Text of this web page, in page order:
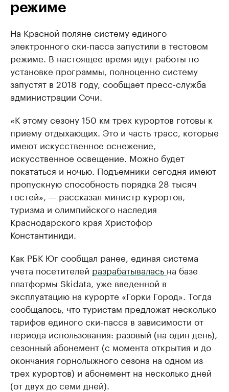
режиме
На Красной поляне систему единого
электронного ски-пасса запустили в тестовом
режиме. В настоящее время идут работы по
установке программы, полноценно систему
запустят в 2018 году, сообщает пресс-служба
администрации Сочи.
«К этому сезону 150 км трех курортов готовы к
приему отдыхающих. Это и часть трасс, которые
имеют искусственное оснежение,
искусственное освещение. Можно будет
покататься и ночью. Подъемники сегодня имеют
пропускную способность порядка 28 тысяч
гостей», — рассказал министр курортов,
туризма и олимпийского наследия
Краснодарского края Христофор
Константиниди.
Как РБК Юг сообщал ранее, единая система
учета посетителей разрабатывалась на базе
платформы Skidata, уже введенной в
эксплуатацию на курорте «Горки Город». Тогда
сообщалось, что туристам предложат несколько
тарифов единого ски-пасса в зависимости от
периода использования: разовый (на один день),
сезонный абонемент (с момента открытия и до
окончания горнолыжного сезона на одном из
трех курортов) и абонемент на несколько дней
(от двух до семи дней).